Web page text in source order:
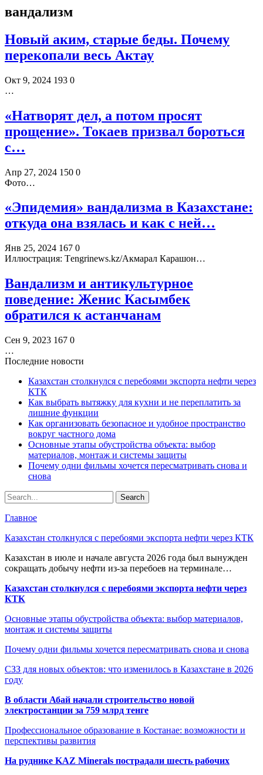
вандализм
Новый аким, старые беды. Почему
перекопали весь Актау
Окт 9, 2024 193 0
…
«Натворят дел, а потом просят
прощение». Токаев призвал бороться
с…
Апр 27, 2024 150 0
Фото…
«Эпидемия» вандализма в Казахстане:
откуда она взялась и как с ней…
Янв 25, 2024 167 0
Иллюстрация: Тengrinews.kz/Акмарал Карашон…
Вандализм и антикультурное
поведение: Женис Касымбек
обратился к астанчанам
Сен 9, 2023 167 0
…
Последние новости
Казахстан столкнулся с перебоями экспорта нефти через
КТК
Как выбрать вытяжку для кухни и не переплатить за
лишние функции
Как организовать безопасное и удобное пространство
вокруг частного дома
Основные этапы обустройства объекта: выбор
материалов, монтаж и системы защиты
Почему одни фильмы хочется пересматривать снова и
снова
Главное
Казахстан столкнулся с перебоями экспорта нефти через КТК
Казахстан в июле и начале августа 2026 года был вынужден
сокращать добычу нефти из-за перебоев на терминале…
Казахстан столкнулся с перебоями экспорта нефти через
КТК
Основные этапы обустройства объекта: выбор материалов,
монтаж и системы защиты
Почему одни фильмы хочется пересматривать снова и снова
СЗЗ для новых объектов: что изменилось в Казахстане в 2026
году
В области Абай начали строительство новой
электростанции за 759 млрд тенге
Профессиональное образование в Костанае: возможности и
перспективы развития
На руднике KAZ Minerals пострадали шесть рабочих